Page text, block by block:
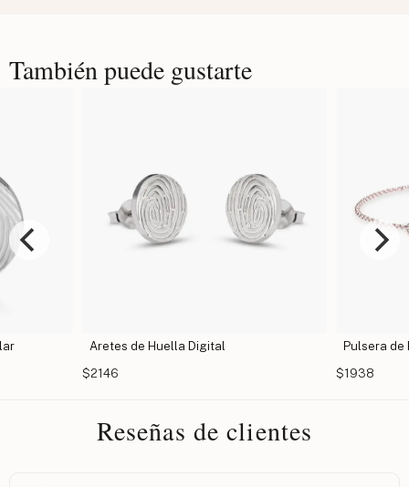
También puede gustarte
Aretes de Huella Digital
$2146
Pulsera de
$1938
Reseñas de clientes